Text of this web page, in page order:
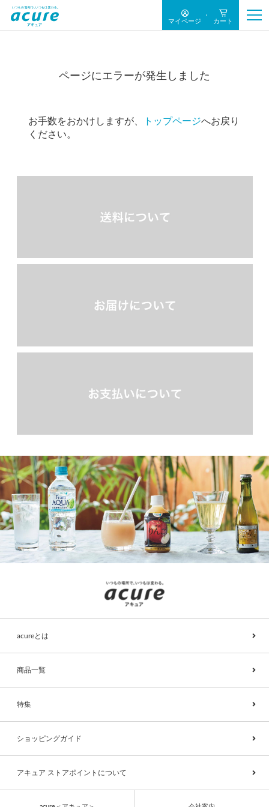
マイページ カート
ページにエラーが発生しました
お手数をおかけしますが、 トップページへお戻り
ください。
acureとは
商品一覧
特集
ショッピングガイド
アキュア ストアポイントについて